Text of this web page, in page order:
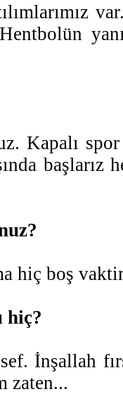
Kapalı
başlarız
hiç boş
hiç?
İnşallah
zaten...